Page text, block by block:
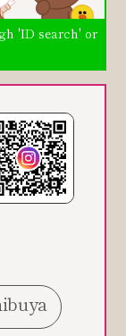
'ID search' or